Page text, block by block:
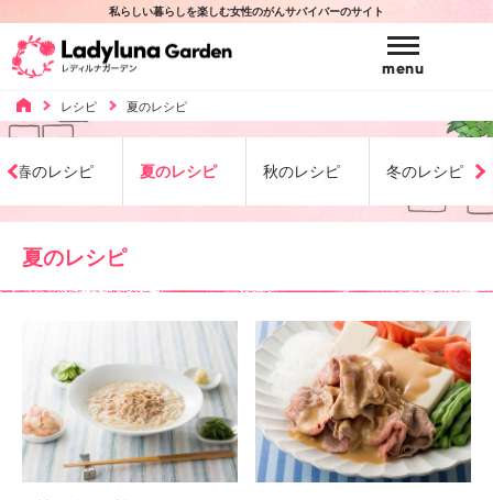
私らしい暮らしを楽しむ女性のがんサバイバーのサイト
menu
Voice
みんなの声 TOP
ドクターとがん体験者からの声
医師とのコミュニケーションに関する座談会
【レイサマリー】婦人科がん治療における
SDMに関する調査
【レイサマリー】副作用のつらさに対する患者
さんと医療関係者のギャップ調査
美容室
美容室一覧
医療用ウィッグ購入費助成制度
Recipe レシピ
お悩み別レシピ
包丁がうまく使えない時
リラックス TOP
Sexuality セクシャリティ
Support
レシピ 夏のレシピ
春のレシピ 夏のレシピ 秋のレシピ 冬のレシピ
夏のレシピ